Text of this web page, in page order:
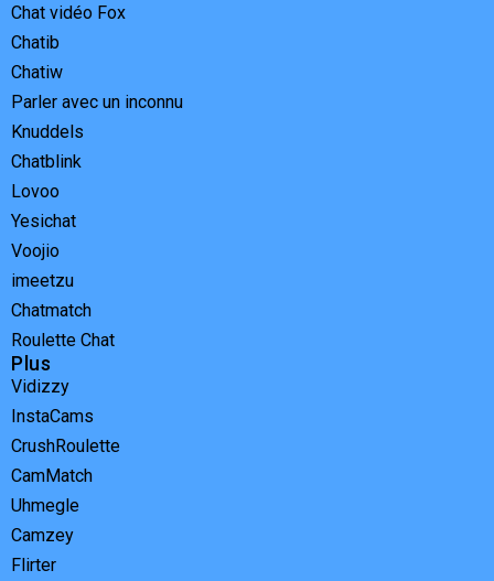
Chat vidéo Fox
Chatib
Chatiw
Parler avec un inconnu
Knuddels
Chatblink
Lovoo
Yesichat
Voojio
imeetzu
Chatmatch
Roulette Chat
Plus
Vidizzy
InstaCams
CrushRoulette
CamMatch
Uhmegle
Camzey
Flirter